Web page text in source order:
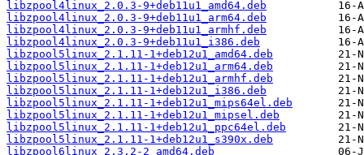
libzpool4linux_2.0.3-9+deb11u1_amd64.deb
libzpool4linux_2.0.3-9+deb11u1_arm64.deb
libzpool4linux_2.0.3-9+deb11u1_armhf.deb
libzpool4linux_2.0.3-9+deb11u1_i386.deb
libzpool5linux_2.1.11-1+deb12u1_amd64.deb
libzpool5linux_2.1.11-1+deb12u1_arm64.deb
libzpool5linux_2.1.11-1+deb12u1_armhf.deb
libzpool5linux_2.1.11-1+deb12u1_i386.deb
libzpool5linux_2.1.11-1+deb12u1_mips64el.deb
libzpool5linux_2.1.11-1+deb12u1_mipsel.deb
libzpool5linux_2.1.11-1+deb12u1_ppc64el.deb
libzpool5linux_2.1.11-1+deb12u1_s390x.deb
libzpool6linux_2.3.2-2_amd64.deb